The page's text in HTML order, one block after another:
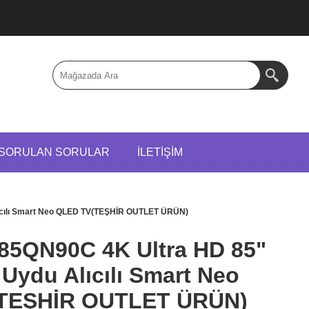
SORULAR İLETIŞIM
Smart Neo QLED TV(TEŞHİR OUTLET ÜRÜN)
4K Ultra HD 85"
Alıcılı Smart Neo
OUTLET ÜRÜN)